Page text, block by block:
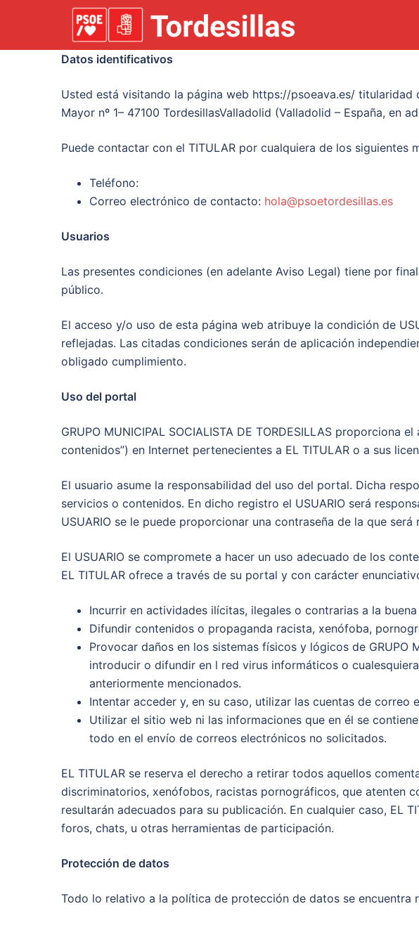
Datos identificativos
Usted está visitando la página web https://psoeava.es/ titularidad
Mayor nº 1– 47100 TordesillasValladolid (Valladolid – España, en
Puede contactar con el TITULAR por cualquiera de los siguientes
Teléfono:
Correo electrónico de contacto: hola@psoetordesillas.es
Usuarios
Las presentes condiciones (en adelante Aviso Legal) tiene por
público.
El acceso y/o uso de esta página web atribuye la condición de
reflejadas. Las citadas condiciones serán de aplicación
obligado cumplimiento.
Uso del portal
GRUPO MUNICIPAL SOCIALISTA DE TORDESILLAS
contenidos”) en Internet pertenecientes a EL TITULAR o a sus
El usuario asume la responsabilidad del uso del portal. Dicha
servicios o contenidos. En dicho registro el USUARIO será
USUARIO se le puede proporcionar una contraseña de la que
El USUARIO se compromete a hacer un uso adecuado de los
EL TITULAR ofrece a través de su portal y con carácter
Incurrir en actividades ilícitas, ilegales o contrarias a la
Difundir contenidos o propaganda racista, xenófoba,
Provocar daños en los sistemas físicos y lógicos de GRUPO
introducir o difundir en l red virus informáticos o
anteriormente mencionados.
Intentar acceder y, en su caso, utilizar las cuentas de
Utilizar el sitio web ni las informaciones que en él se
todo en el envío de correos electrónicos no solicitados.
EL TITULAR se reserva el derecho a retirar todos aquellos
discriminatorios, xenófobos, racistas pornográficos, que atenten
resultarán adecuados para su publicación. En cualquier caso, EL
foros, chats, u otras herramientas de participación.
Protección de datos
Todo lo relativo a la política de protección de datos se